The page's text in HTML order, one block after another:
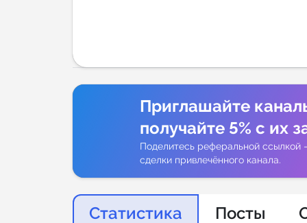
Приглашайте
получайте 5% с их
Поделитесь реферальной ссылкой
сделки привлечённого канала.
Статистика Посты